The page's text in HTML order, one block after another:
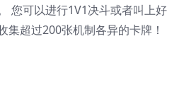
您可以进行1V1决斗或者叫上好
超过200张机制各异的卡牌！